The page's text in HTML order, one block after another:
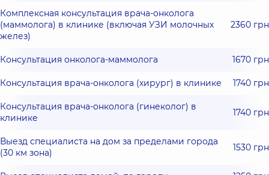
Комплексная консультация врача-онколога
(маммолога) в клинике (включая УЗИ молочных
желез)
2360 грн
Консультация онколога-маммолога 1670 грн
Консультация врача-онколога (хирург) в клинике 1740 грн
Консультация врача-онколога (гинеколог) в
клинике
1740 грн
Выезд специалиста на дом за пределами города
(30 км зона)
1530 грн